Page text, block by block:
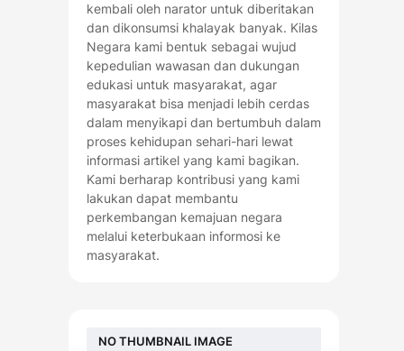
kembali oleh narator untuk diberitakan
dan dikonsumsi khalayak banyak. Kilas
Negara kami bentuk sebagai wujud
kepedulian wawasan dan dukungan
edukasi untuk masyarakat, agar
masyarakat bisa menjadi lebih cerdas
dalam menyikapi dan bertumbuh dalam
proses kehidupan sehari-hari lewat
informasi artikel yang kami bagikan.
Kami berharap kontribusi yang kami
lakukan dapat membantu
perkembangan kemajuan negara
melalui keterbukaan informosi ke
masyarakat.
NO THUMBNAIL IMAGE